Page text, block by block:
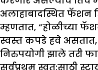
अलाहाबादस्थित फॅशन
म्हणतात, “होळीच्या
स्वस्त कपडे हवे
निरुपयोगी झाले तरी
सर्वप्रथम स्वत:साठी